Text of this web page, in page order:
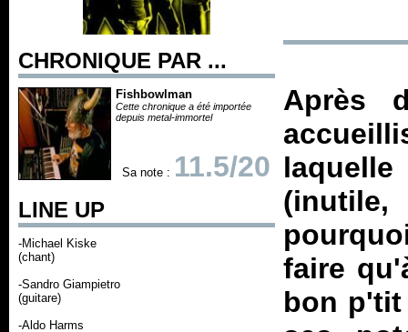
CHRONIQUE PAR ...
Fishbowlman
Cette chronique a été importée
depuis metal-immortel
Sa note : 11.5/20
LINE UP
-Michael Kiske
(chant)
-Sandro Giampietro
(guitare)
-Aldo Harms
Après
faire
bon p'tit